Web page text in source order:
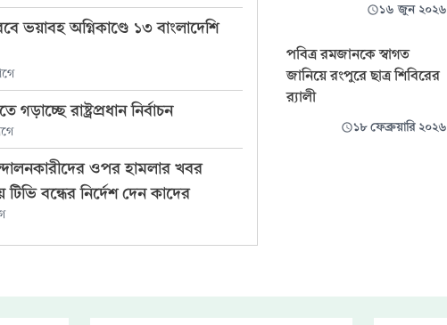
ভয়াবহ অগ্নিকাণ্ডে ১৩ বাংলাদেশি
গড়াচ্ছে রাষ্ট্রপ্রধান নির্বাচন
ওপর হামলার খবর
টিভি বন্ধের নির্দেশ দেন কাদের
১৬ জুন ২০২৬
পবিত্র রমজানকে স্বাগত
জানিয়ে রংপুরে ছাত্র শিবিরের
র‌্যালী
১৮ ফেব্রুয়ারি ২০২৬